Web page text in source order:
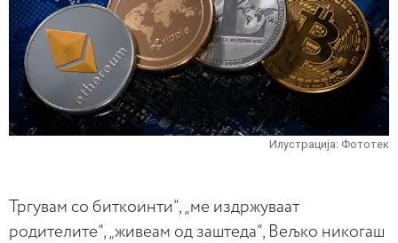
Илустрација: Фототек
Тргувам со биткоинти“, „ме издржуваат
родителите“, „живеам од заштеда“, Вељко никогаш